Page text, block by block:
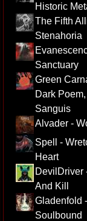
Historic
The Fifth
Stenahoria
Sanctuary
Green
Dark
Sanguis
Alvader -
Spell -
Heart
DevilDriver
And Kill
Gladenfold -
Soulbound